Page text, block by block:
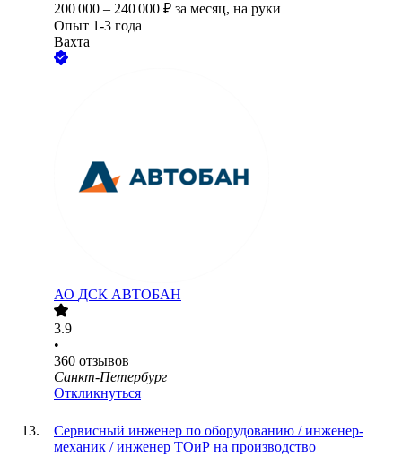
200 000 – 240 000 ₽ за месяц, на руки
Опыт 1-3 года
Вахта
АО ДСК АВТОБАН
3.9
•
360 отзывов
Санкт-Петербург
Откликнуться
Cервисный инженер по оборудованию / инженер-
механик / инженер ТОиР на производство